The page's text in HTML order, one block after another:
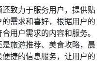
致力于服务用户，提供贴
需求和喜好，根据用户的
用户需求的内容和服务。
旅游推荐、美食攻略，晨
捷的信息服务，让用户的